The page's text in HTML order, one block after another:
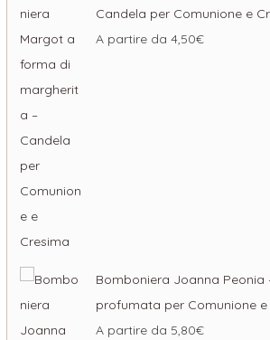
Candela per Comunione e
A partire da 4,50€
Bomboniera Joanna Peonia
profumata per Comunione e
A partire da 5,80€